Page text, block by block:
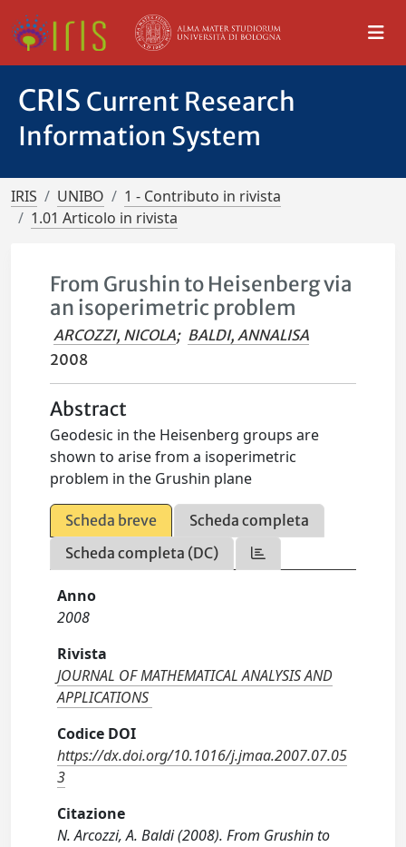
CRIS Current Research
Information System
IRIS UNIBO
1 - Contributo in rivista
1.01 Articolo in rivista
From Grushin to Heisenberg via
an isoperimetric problem
ARCOZZI, NICOLA; BALDI, ANNALISA
2008
Abstract
Geodesic in the Heisenberg groups are
shown to arise from a isoperimetric
problem in the Grushin plane
Scheda breve
Scheda completa
Scheda completa (DC)
Anno
2008
Rivista
JOURNAL OF MATHEMATICAL ANALYSIS AND
APPLICATIONS
Codice DOI
https://dx.doi.org/10.1016/j.jmaa.2007.07.05
3
Citazione
N. Arcozzi, A. Baldi (2008). From Grushin to